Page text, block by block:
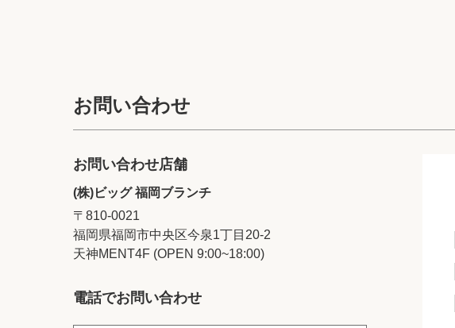
お問い合わせ
お問い合わせ店舗
(株)ビッグ 福岡ブランチ
〒810-0021
福岡県福岡市中央区今泉1丁目20‐2
天神MENT4F (OPEN 9:00~18:00)
電話でお問い合わせ